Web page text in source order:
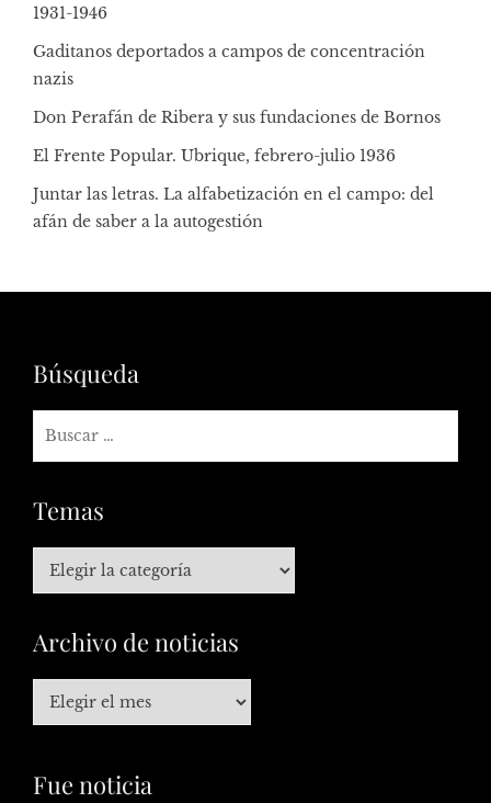
1931-1946
Gaditanos deportados a campos de concentración
nazis
Don Perafán de Ribera y sus fundaciones de Bornos
El Frente Popular. Ubrique, febrero-julio 1936
Juntar las letras. La alfabetización en el campo: del
afán de saber a la autogestión
Búsqueda
Temas
Archivo de noticias
Fue noticia